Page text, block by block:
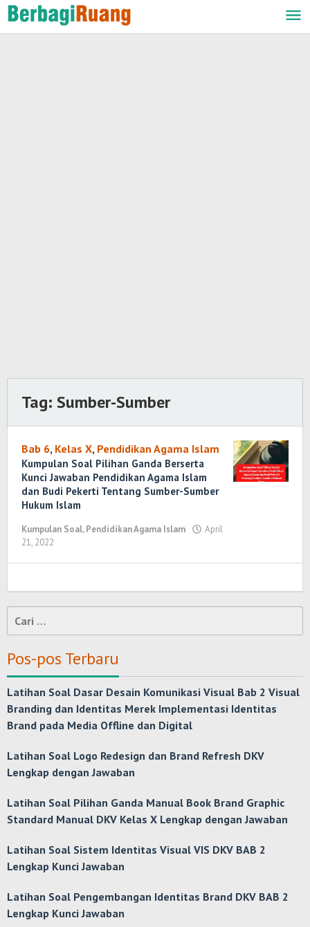
Lewati
ke
Tag: Sumber-Sumber
Bab 6, Kelas X, Pendidikan Agama Islam
Kumpulan Soal Pilihan Ganda Berserta
Kunci Jawaban Pendidikan Agama Islam
dan Budi Pekerti Tentang Sumber-Sumber
Hukum Islam
Kumpulan Soal,Pendidikan Agama Islam
April
21, 2022
Cari
untuk:
Pos-pos Terbaru
Latihan Soal Dasar Desain Komunikasi Visual Bab 2 Visual
Branding dan Identitas Merek Implementasi Identitas
Brand pada Media Offline dan Digital
Latihan Soal Logo Redesign dan Brand Refresh DKV
Lengkap dengan Jawaban
Latihan Soal Pilihan Ganda Manual Book Brand Graphic
Standard Manual DKV Kelas X Lengkap dengan Jawaban
Latihan Soal Sistem Identitas Visual VIS DKV BAB 2
Lengkap Kunci Jawaban
Latihan Soal Pengembangan Identitas Brand DKV BAB 2
Lengkap Kunci Jawaban